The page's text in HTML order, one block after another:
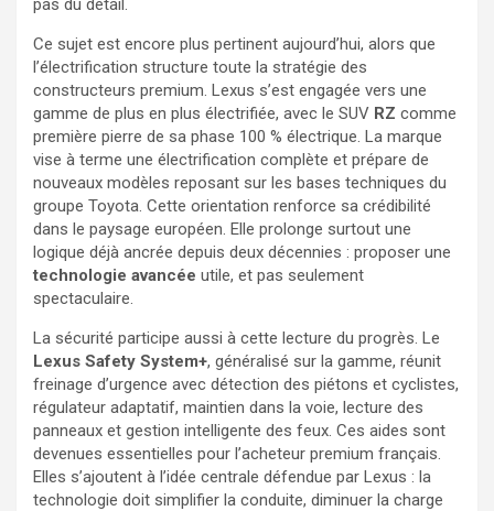
pas du détail.
Ce sujet est encore plus pertinent aujourd’hui, alors que
l’électrification structure toute la stratégie des
constructeurs premium. Lexus s’est engagée vers une
gamme de plus en plus électrifiée, avec le SUV RZ comme
première pierre de sa phase 100 % électrique. La marque
vise à terme une électrification complète et prépare de
nouveaux modèles reposant sur les bases techniques du
groupe Toyota. Cette orientation renforce sa crédibilité
dans le paysage européen. Elle prolonge surtout une
logique déjà ancrée depuis deux décennies : proposer une
technologie avancée utile, et pas seulement
spectaculaire.
La sécurité participe aussi à cette lecture du progrès. Le
Lexus Safety System+, généralisé sur la gamme, réunit
freinage d’urgence avec détection des piétons et cyclistes,
régulateur adaptatif, maintien dans la voie, lecture des
panneaux et gestion intelligente des feux. Ces aides sont
devenues essentielles pour l’acheteur premium français.
Elles s’ajoutent à l’idée centrale défendue par Lexus : la
technologie doit simplifier la conduite, diminuer la charge